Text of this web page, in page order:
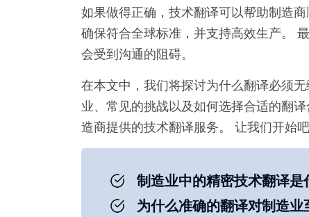
如果做得正确，技术翻译可以帮助制造
确保符合全球标准，并支持高效生产。
会受到沟通的阻碍。
在本文中，我们将探讨为什么翻译必须
业、常见的挑战以及如何选择合适的翻
造商提供的技术翻译服务。 让我们开始吧
制造业中的精密技术翻译是
为什么准确的翻译对制造业